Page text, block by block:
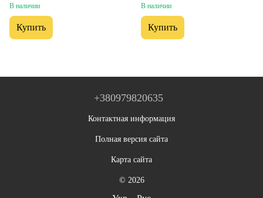
В наличии
Купить
В наличии
Купить
+380979820635
Контактная информация
Полная версия сайта
Карта сайта
© 2026